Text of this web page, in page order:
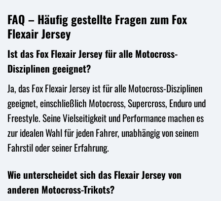
FAQ – Häufig gestellte Fragen zum Fox
Flexair Jersey
Ist das Fox Flexair Jersey für alle Motocross-
Disziplinen geeignet?
Ja, das Fox Flexair Jersey ist für alle Motocross-Disziplinen
geeignet, einschließlich Motocross, Supercross, Enduro und
Freestyle. Seine Vielseitigkeit und Performance machen es
zur idealen Wahl für jeden Fahrer, unabhängig von seinem
Fahrstil oder seiner Erfahrung.
Wie unterscheidet sich das Flexair Jersey von
anderen Motocross-Trikots?